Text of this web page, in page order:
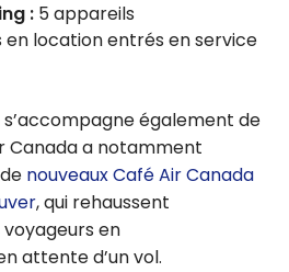
: 5 appareils
location entrés en service
également de
Canada a notamment
nouveaux Café Air Canada
, qui rehaussent
en
attente d’un vol.